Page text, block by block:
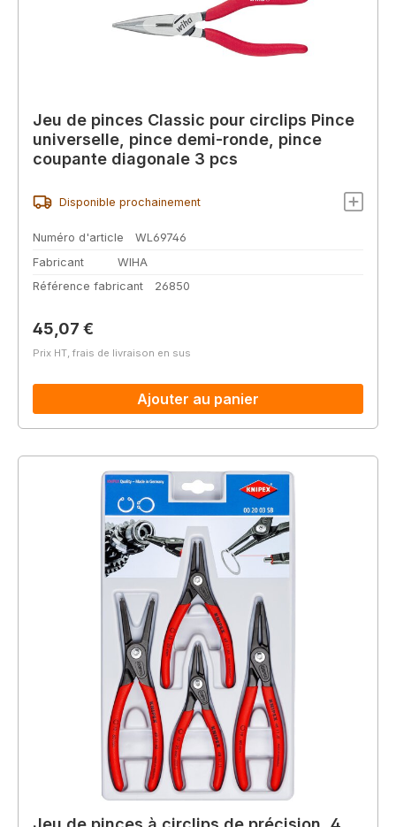
Jeu de pinces Classic pour circlips Pince
universelle, pince demi-ronde, pince
coupante diagonale 3 pcs
Disponible prochainement
Numéro d'article
WL69746
Fabricant
WIHA
Référence fabricant
26850
Prix régulier :
45,07 €
Prix HT, frais de livraison en sus
Ajouter au panier